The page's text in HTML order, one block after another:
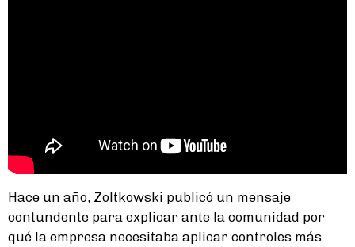
Hace un año, Zoltkowski publicó un mensaje
contundente para explicar ante la comunidad por
qué la empresa necesitaba aplicar controles más